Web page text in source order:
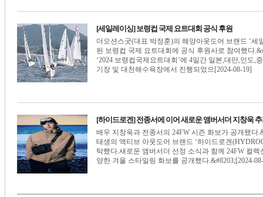
[세일레이싱] 보령컵 국제 요트대회 공식 후원
더오션스굿(대표 박정훈)의 해양아웃도어 브랜드 ‘세
된 보령컵 국제 요트대회에 공식 후원사로 참여했다
‘2024 보령컵국제요트대회’에 4일간 일본,대만,인도
기장 및 대천해수욕장에서 진행되었으[2024-08-19]
[하이드로겐] 전종서에 이어 새로운 앰버서더 지창욱
배우 지창욱과 전종서의 24FW 시즌 화보가 공개됐
태생의 액티브 아웃도어 브랜드 ‘하이드로겐
탁했다.새로운 앰버서더 선정 소식과 함께 24FW 컬
양한 겨울 스타일링 화보를 공개했다.&#8203;[2024-